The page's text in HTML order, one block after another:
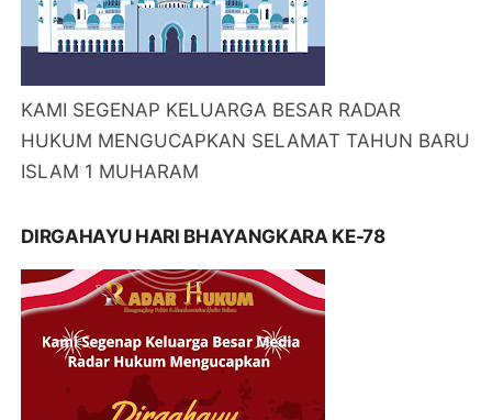
KAMI SEGENAP KELUARGA BESAR RADAR
HUKUM MENGUCAPKAN SELAMAT TAHUN BARU
ISLAM 1 MUHARAM
DIRGAHAYU HARI BHAYANGKARA KE-78